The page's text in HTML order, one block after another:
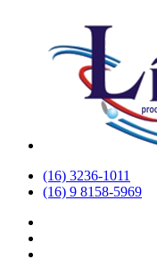
(16) 3236-1011
(16) 9 8158-5969